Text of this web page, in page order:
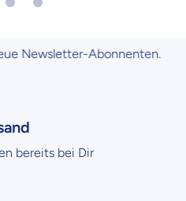
Newsletter-Abonnenten.
bereits bei Dir